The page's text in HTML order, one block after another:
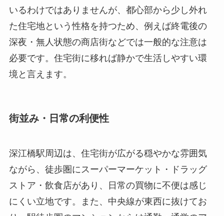
いるわけではありませんが、都心部から少し外れ
た住宅地という性格を持つため、例えば終電後の
深夜・無人状態の商店街などでは一般的な注意は
必要です。住宅街に移れば静かで生活しやすい環
境と言えます。
街並み・日常の利便性
深江橋駅周辺は、住宅街が広がる穏やかな雰囲気
ながら、徒歩圏にスーパーマーケット・ドラッグ
ストア・飲食店があり、日常の買物に不便は感じ
にくい立地です。また、中央線が東西に抜けてお